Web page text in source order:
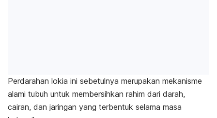
Perdarahan lokia ini sebetulnya merupakan mekanisme
alami tubuh untuk membersihkan rahim dari darah,
cairan, dan jaringan yang terbentuk selama masa